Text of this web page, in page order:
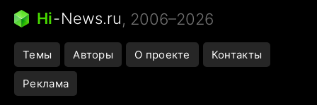
Следующая пандемия
Hi-News.ru, 2006–2026
Темы Авторы О проекте Контакты
Реклама